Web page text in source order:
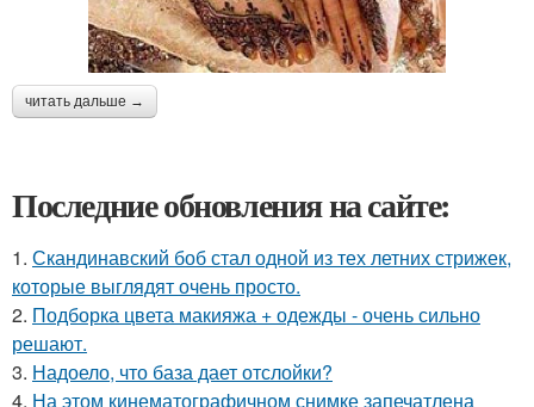
читать дальше →
Последние обновления на сайте:
1. Скандинавский боб стал одной из тех летних стрижек,
которые выглядят очень просто.
2. Подборка цвета макияжа + одежды - очень сильно
решают.
3. Надоело, что база дает отслойки?
4. На этом кинематографичном снимке запечатлена